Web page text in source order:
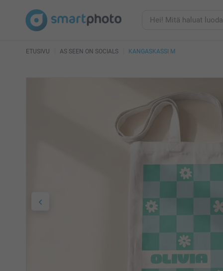
ETUSIVU AS SEEN ON SOCIALS KANGASKASSI M